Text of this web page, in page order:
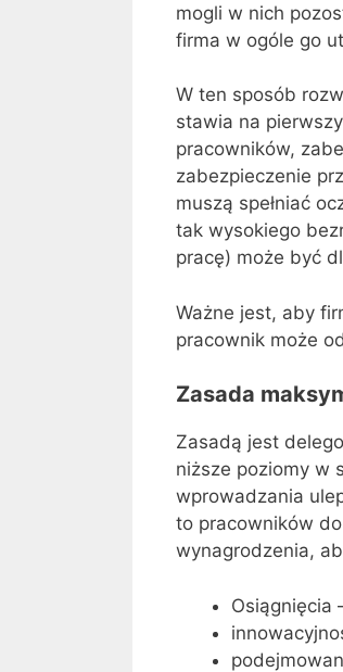
mogli w nich
firma w ogóle go
W ten sposób
stawia na
pracowników,
zabezpieczenie
muszą spełniać
tak wysokiego
pracę) może być
Ważne jest, aby
pracownik może
Zasada
Zasadą jest
niższe poziomy w
wprowadzania
to pracowników
wynagrodzenia,
Osiągnięcia